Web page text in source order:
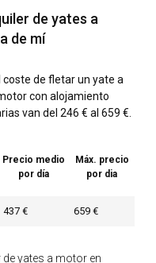
de yates a
de mí
de fletar un yate a
con alojamiento
van del 246 € al 659 €.
yates a motor en
Precio medio
por día
Máx. precio
por dia
437 € 659 €